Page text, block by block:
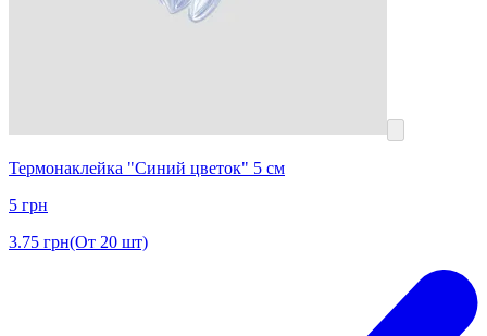
Термонаклейка "Синий цветок" 5 см
5 грн
3.75 грн(От 20 шт)